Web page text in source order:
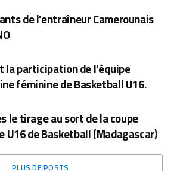
de l’entraîneur Camerounais
la participation de l’équipe
féminine de Basketball U16.
le tirage au sort de la coupe
U16 de Basketball (Madagascar)
PLUS DE POSTS